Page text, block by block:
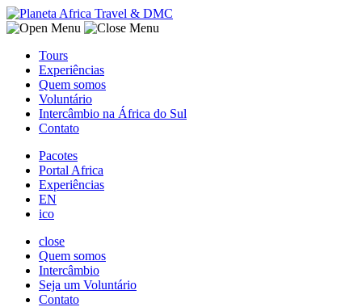
Tours
Experiências
Quem somos
Voluntário
Intercâmbio na África do Sul
Contato
Pacotes
Portal Africa
Experiências
EN
ico
close
Quem somos
Intercâmbio
Seja um Voluntário
Contato